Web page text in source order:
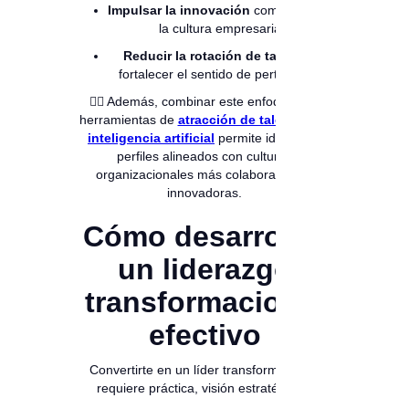
Impulsar la innovación como parte de
la cultura empresarial.
Reducir la rotación de talento
fortalecer el sentido de pertenencia.
👉🏻 Además, combinar este enfoque con
herramientas de atracción de talento con
inteligencia artificial permite identificar
perfiles alineados con culturas
organizacionales más colaborativas e
innovadoras.
Cómo desarrollar
un liderazgo
transformacional
efectivo
Convertirte en un líder transformacional
requiere práctica, visión estratégica y